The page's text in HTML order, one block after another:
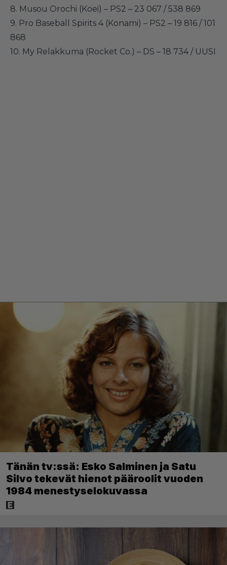
8. Musou Orochi (Koei) – PS2 – 23 067 / 538 869
9. Pro Baseball Spirits 4 (Konami) – PS2 – 19 816 / 101
868
10. My Relakkuma (Rocket Co.) – DS – 18 734 / UUSI
Tänän tv:ssä: Esko Salminen ja Satu
Silvo tekevät hienot pääroolit vuoden
1984 menestyselokuvassa